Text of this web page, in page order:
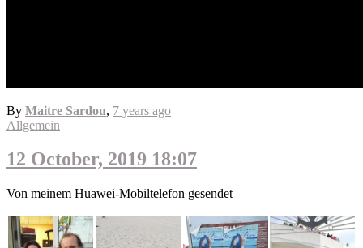
By Maitre Sardou, 7 years ago
Allgemein
12 October, 2019 18:07
Von meinem Huawei-Mobiltelefon gesendet